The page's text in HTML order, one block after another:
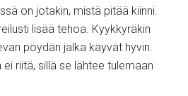
on jotakin, mistä pitää kiinni.
lisää tehoa. Kyykkyräkin
pöydän jalka käyvät hyvin.
riitä, sillä se lähtee tulemaan